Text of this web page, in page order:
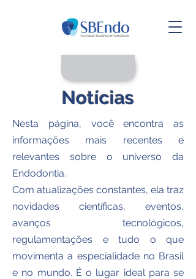
Notícias
Nesta página, você encontra as
informações mais recentes e
relevantes sobre o universo da
Endodontia.
Com atualizações constantes, ela traz
novidades científicas, eventos,
avanços tecnológicos,
regulamentações e tudo o que
movimenta a especialidade no Brasil
e no mundo. É o lugar ideal para se